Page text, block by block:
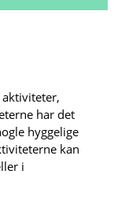
har det
hyggelige
kan
i